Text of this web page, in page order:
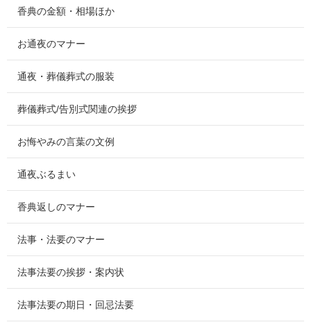
香典の金額・相場ほか
お通夜のマナー
通夜・葬儀葬式の服装
葬儀葬式/告別式関連の挨拶
お悔やみの言葉の文例
通夜ぶるまい
香典返しのマナー
法事・法要のマナー
法事法要の挨拶・案内状
法事法要の期日・回忌法要